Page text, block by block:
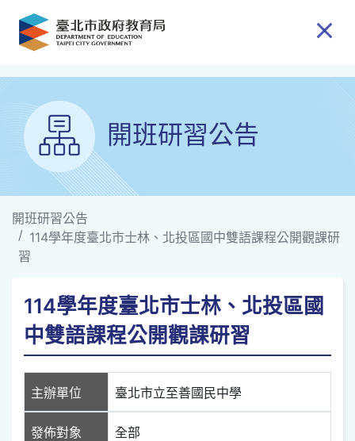
跳到主要內容
開班研習公告
開班研習公告
114學年度臺北市士林、北投區國中雙語課程公開觀課研
習
114學年度臺北市士林、北投區國
中雙語課程公開觀課研習
主辦單位 臺北市立至善國民中學
發佈對象 全部